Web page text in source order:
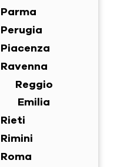
Parma
Perugia
Piacenza
Ravenna
Reggio
Emilia
Rieti
Rimini
Roma